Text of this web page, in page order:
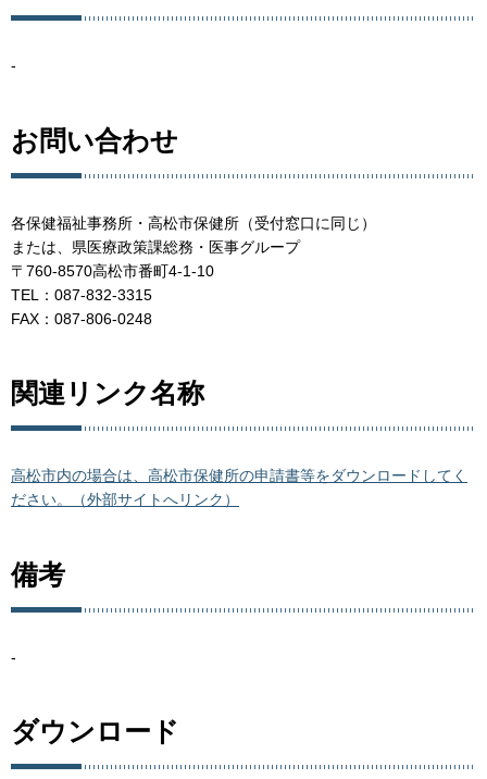
-
お問い合わせ
各保健福祉事務所・高松市保健所（受付窓口に同じ）
または、県医療政策課総務・医事グループ
〒760-8570高松市番町4-1-10
TEL：087-832-3315
FAX：087-806-0248
関連リンク名称
高松市内の場合は、高松市保健所の申請書等をダウンロードしてく
ださい。（外部サイトへリンク）
備考
-
ダウンロード